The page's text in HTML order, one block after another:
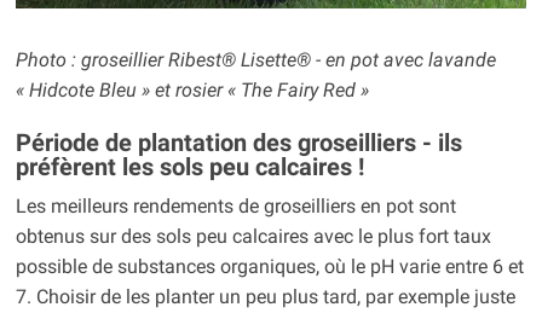
Photo : groseillier Ribest® Lisette® - en pot avec lavande
« Hidcote Bleu » et rosier « The Fairy Red »
Période de plantation des groseilliers - ils
préfèrent les sols peu calcaires !
Les meilleurs rendements de groseilliers en pot sont
obtenus sur des sols peu calcaires avec le plus fort taux
possible de substances organiques, où le pH varie entre 6 et
7. Choisir de les planter un peu plus tard, par exemple juste